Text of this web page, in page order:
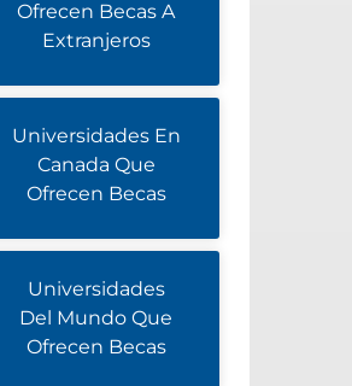
Ofrecen Becas A
Extranjeros
Universidades En
Canada Que
Ofrecen Becas
Universidades
Del Mundo Que
Ofrecen Becas